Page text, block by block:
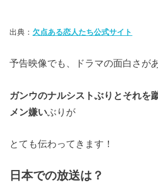
出典： 欠点ある恋人たち公式サイト
予告映像でも、ドラマの面白さが
ガンウのナルシストぶりとそれを
メン嫌い ぶりが
とても伝わってきます！
日本での放送は？